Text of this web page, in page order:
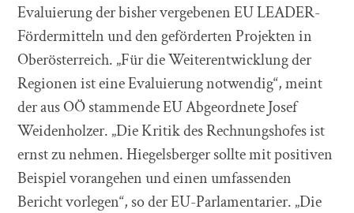
Evaluierung der bisher vergebenen EU LEADER-
Fördermitteln und den geförderten Projekten in
Oberösterreich. „Für die Weiterentwicklung der
Regionen ist eine Evaluierung notwendig“, meint
der aus OÖ stammende EU Abgeordnete Josef
Weidenholzer. „Die Kritik des Rechnungshofes ist
ernst zu nehmen. Hiegelsberger sollte mit positiven
Beispiel vorangehen und einen umfassenden
Bericht vorlegen“, so der EU-Parlamentarier. „Die